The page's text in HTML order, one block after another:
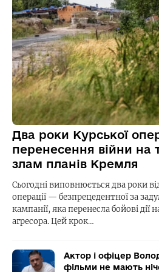
Два роки Курської
перенесення війни на
злам планів Кремля
Сьогодні виповнюється два роки
операції — безпрецедентної за
кампанії, яка перенесла бойові
агресора. Цей крок…
Актор і офіцер
фільми не мають